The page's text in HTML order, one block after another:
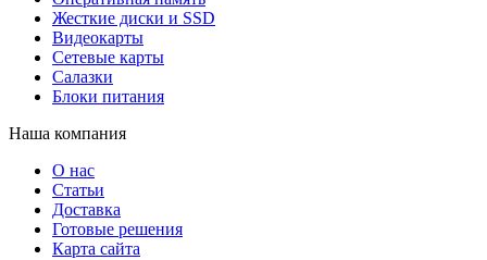
Жесткие диски и SSD
Видеокарты
Сетевые карты
Салазки
Блоки питания
Наша компания
О нас
Статьи
Доставка
Готовые решения
Карта сайта